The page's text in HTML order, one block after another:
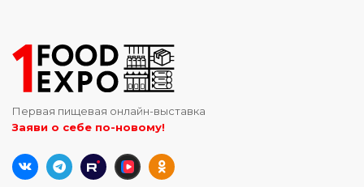
Первая пищевая онлайн-выставка
Заяви о себе по-новому!